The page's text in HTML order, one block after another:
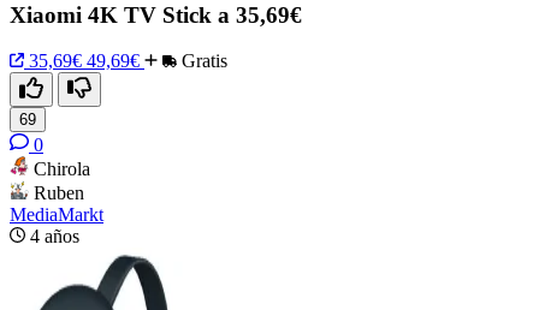
Xiaomi 4K TV Stick a 35,69€
35,69€ 49,69€ Gratis
69
0
Chirola
Ruben
MediaMarkt
4 años